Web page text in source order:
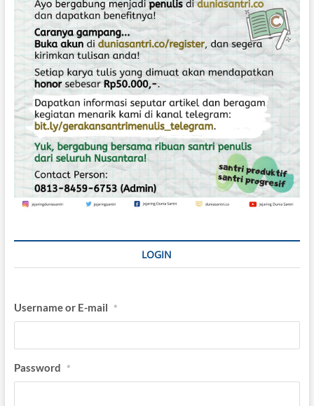
K
U
D
A
H
U
L
U
D
I
P
S
A
N
T
R
LOGIN
Username or E-mail *
Password *